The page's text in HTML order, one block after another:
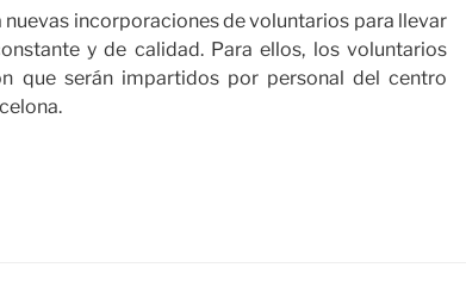
incorporaciones de voluntarios para llevar
y de calidad. Para ellos, los voluntarios
que serán impartidos por personal del centro